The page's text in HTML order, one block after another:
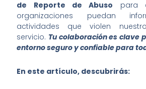
de Reporte de Abuso para
organizaciones puedan
actividades que violen
servicio. Tu colaboración es clave
entorno seguro y confiable para
En este artículo, descubrirás: